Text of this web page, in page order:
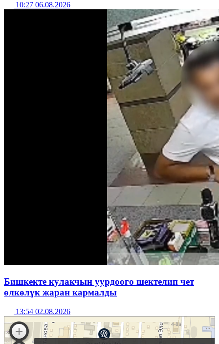
10:27 06.08.2026
Бишкекте кулакчын уурдоого шектелип чет
өлкөлүк жаран кармалды
13:54 02.08.2026